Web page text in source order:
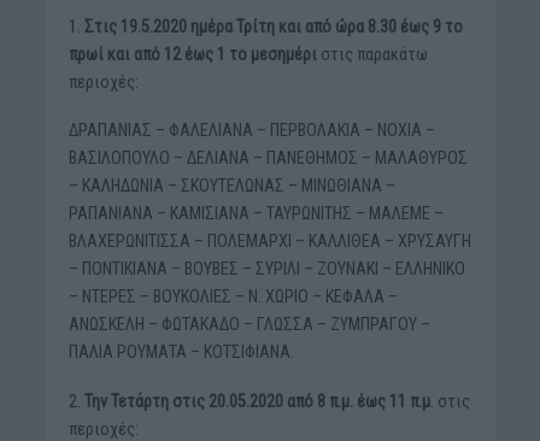
1. Στις 19.5.2020 ημέρα Τρίτη και από ώρα 8.30 έως 9 το
πρωί και από 12 έως 1 το μεσημέρι στις παρακάτω
περιοχές:
ΔΡΑΠΑΝΙΑΣ – ΦΑΛΕΛΙΑΝΑ – ΠΕΡΒΟΛΑΚΙΑ – ΝΟΧΙΑ –
ΒΑΣΙΛΟΠΟΥΛΟ – ΔΕΛΙΑΝΑ – ΠΑΝΕΘΗΜΟΣ – ΜΑΛΑΘΥΡΟΣ
– ΚΑΛΗΔΩΝΙΑ – ΣΚΟΥΤΕΛΩΝΑΣ – ΜΙΝΩΘΙΑΝΑ –
ΡΑΠΑΝΙΑΝΑ – ΚΑΜΙΣΙΑΝΑ – ΤΑΥΡΩΝΙΤΗΣ – ΜΑΛΕΜΕ –
ΒΛΑΧΕΡΩΝΙΤΙΣΣΑ – ΠΟΛΕΜΑΡΧΙ – ΚΑΛΛΙΘΕΑ – ΧΡΥΣΑΥΓΗ
– ΠΟΝΤΙΚΙΑΝΑ – ΒΟΥΒΕΣ – ΣΥΡΙΛΙ – ΖΟΥΝΑΚΙ – ΕΛΛΗΝΙΚΟ
– ΝΤΕΡΕΣ – ΒΟΥΚΟΛΙΕΣ – Ν. ΧΩΡΙΟ – ΚΕΦΑΛΑ –
ΑΝΩΣΚΕΛΗ – ΦΩΤΑΚΑΔΟ – ΓΛΩΣΣΑ – ΖΥΜΠΡΑΓΟΥ –
ΠΑΛΙΑ ΡΟΥΜΑΤΑ – ΚΟΤΣΙΦΙΑΝΑ.
2. Την Τετάρτη στις 20.05.2020 από 8 π.μ. έως 11 π.μ. στις
περιοχές: